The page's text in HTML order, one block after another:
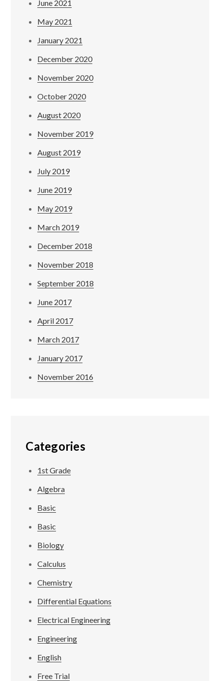
June 2021
May 2021
January 2021
December 2020
November 2020
October 2020
August 2020
November 2019
August 2019
July 2019
June 2019
May 2019
March 2019
December 2018
November 2018
September 2018
June 2017
April 2017
March 2017
January 2017
November 2016
Categories
1st Grade
Algebra
Basic
Basic
Biology
Calculus
Chemistry
Differential Equations
Electrical Engineering
Engineering
English
Free Trial